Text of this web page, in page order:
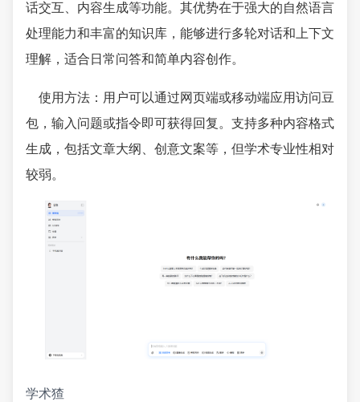
话交互、内容生成等功能。其优势在于强大的自然语言
处理能力和丰富的知识库，能够进行多轮对话和上下文
理解，适合日常问答和简单内容创作。
使用方法：用户可以通过网页端或移动端应用访问豆
包，输入问题或指令即可获得回复。支持多种内容格式
生成，包括文章大纲、创意文案等，但学术专业性相对
较弱。
学术猹